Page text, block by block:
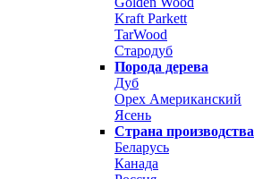
Kraft Parkett
TarWood
Стародуб
Порода дерева
Дуб
Орех Американский
Ясень
Страна производства
Беларусь
Канада